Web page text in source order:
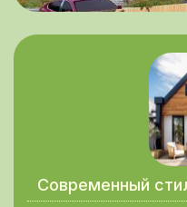
Современный